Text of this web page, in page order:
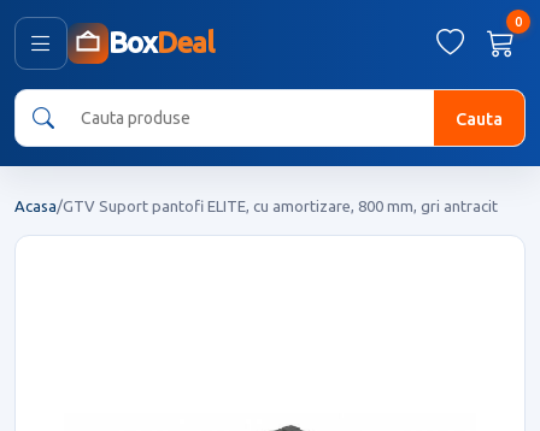
BoxDeal
0
Cauta
Acasa/GTV Suport pantofi ELITE, cu amortizare, 800 mm, gri antracit